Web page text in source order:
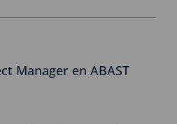
Manager en ABAST